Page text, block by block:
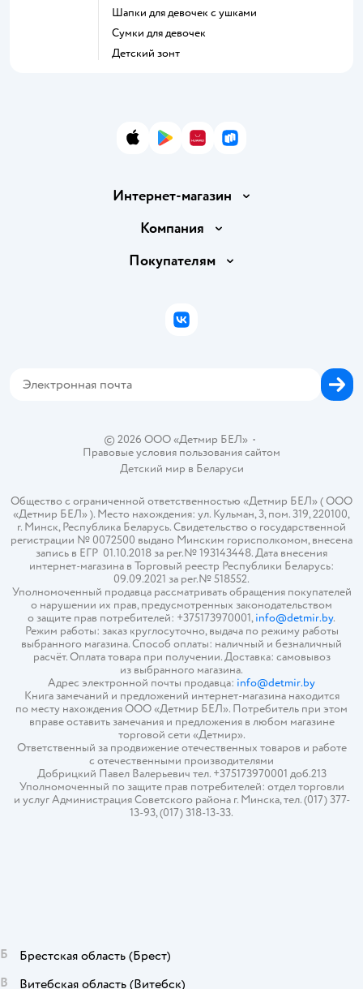
Шапки для девочек с ушками
Сумки для девочек
Детский зонт
App StoreGoogle Play
AppGallery
RuStore
Интернет-магазин
Доставка и оплата
Правила продажи
Политика использования файлов cookie
Компания
Вакансии
Покупателям
Бонусные карты
© 2026 ООО «Детмир БЕЛ»•
Правовые условия пользования сайтом
Детский мир в Беларуси
Общество с ограниченной ответственностью «Детмир БЕЛ» ( ООО
«Детмир БЕЛ» ). Место нахождения: ул. Кульман, 3, пом. 319, 220100,
г. Минск, Республика Беларусь. Свидетельство о государственной
регистрации № 0072500 выдано Минским горисполкомом, внесена
запись в ЕГР 01.10.2018 за рег.№ 193143448. Дата внесения
интернет-магазина в Торговый реестр Республики Беларусь:
09.09.2021 за рег.№ 518552.
Уполномоченный продавца рассматривать обращения покупателей
о нарушении их прав, предусмотренных законодательством
о защите прав потребителей: +375173970001,info@detmir.by.
Режим работы: заказ круглосуточно, выдача по режиму работы
выбранного магазина. Способ оплаты: наличный и безналичный
расчёт. Оплата товара при получении. Доставка: самовывоз
из выбранного магазина.
Адрес электронной почты продавца: info@detmir.by
Книга замечаний и предложений интернет-магазина находится
по месту нахождения ООО «Детмир БЕЛ». Потребитель при этом
вправе оставить замечания и предложения в любом магазине
торговой сети «Детмир».
Ответственный за продвижение отечественных товаров и работе
с отечественными производителями
Добрицкий Павел Валерьевич тел. +375173970001 доб.213
Уполномоченный по защите прав потребителей: отдел торговли
и услуг Администрация Советского района г. Минска, тел. (017) 377-
13-93, (017) 318-13-33.
ВКонтакте
Б Брестская область (Брест)
В
Витебская область (Витебск)